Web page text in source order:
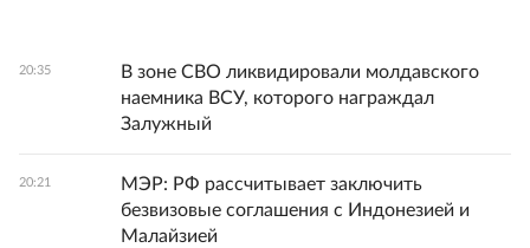
20:35
В зоне СВО ликвидировали молдавского
наемника ВСУ, которого награждал
Залужный
20:21
МЭР: РФ рассчитывает заключить
безвизовые соглашения с Индонезией и
Малайзией